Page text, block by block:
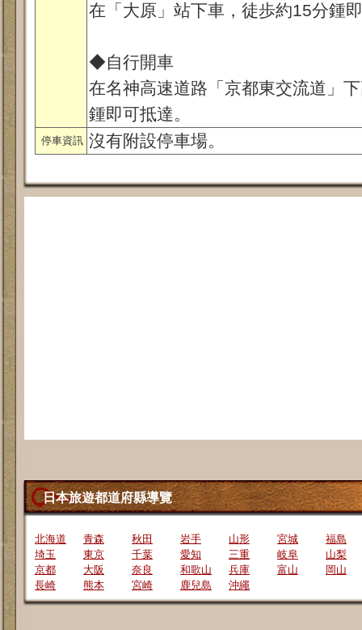
在「大原」站下車，徒歩約15分鍾
◆自行開車
在名神高速道路「京都東交流道」
鍾即可抵達。
停車資訊 沒有附設停車場。
日本旅遊都道府縣導覽
北海道 青森 秋田 岩手 山形 宮城
福島
埼玉
東京 千葉 愛知 三重 岐阜
山梨
京都
大阪 奈良 和歌山 兵庫 富山
岡山
長崎
熊本 宮崎 鹿兒島 沖繩